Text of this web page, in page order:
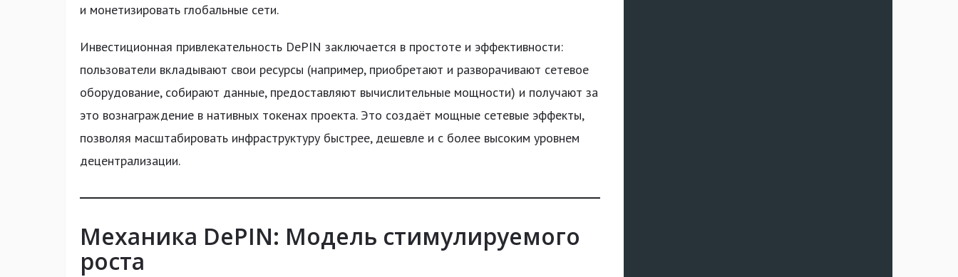
и монетизировать глобальные сети.
Инвестиционная привлекательность DePIN заключается в простоте и эффективности:
пользователи вкладывают свои ресурсы (например, приобретают и разворачивают сетевое
оборудование, собирают данные, предоставляют вычислительные мощности) и получают за
это вознаграждение в нативных токенах проекта. Это создаёт мощные сетевые эффекты,
позволяя масштабировать инфраструктуру быстрее, дешевле и с более высоким уровнем
децентрализации.
Механика DePIN: Модель стимулируемого
роста